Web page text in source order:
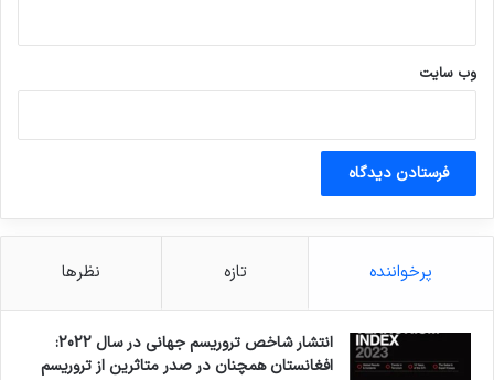
وب‌ سایت
پرخواننده تازه نظرها
انتشار شاخص تروریسم جهانی در سال 2022:
افغانستان همچنان در صدر متاثرین از تروریسم